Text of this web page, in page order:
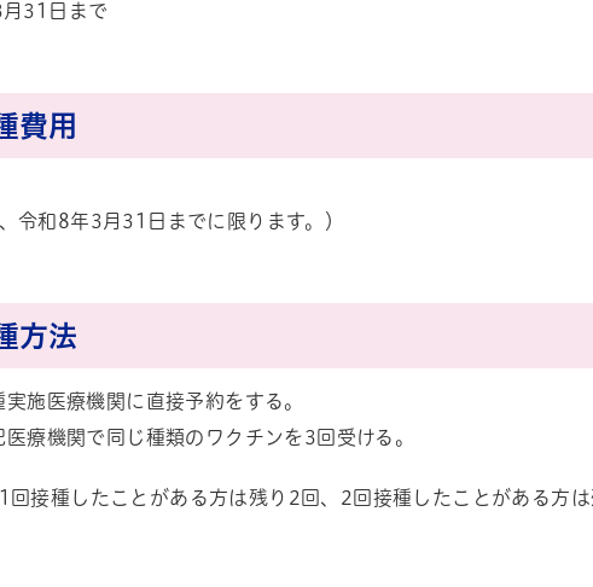
便利帳
ネル
で旅しよう
31日まで
費用
、令和8年3月31日までに限ります。）
方法
実施医療機関に直接予約をする。
医療機関で同じ種類のワクチンを3回受ける。
接種したことがある方は残り2回、2回接種したことがある方